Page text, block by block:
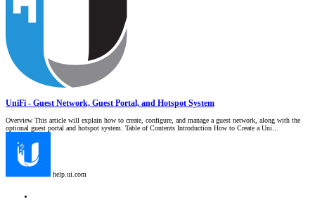
UniFi - Guest Network, Guest Portal, and Hotspot System
Overview This article will explain how to create, configure, and manage a guest network, along with the
optional guest portal and hotspot system. Table of Contents Introduction How to Create a Uni...
help.ui.com